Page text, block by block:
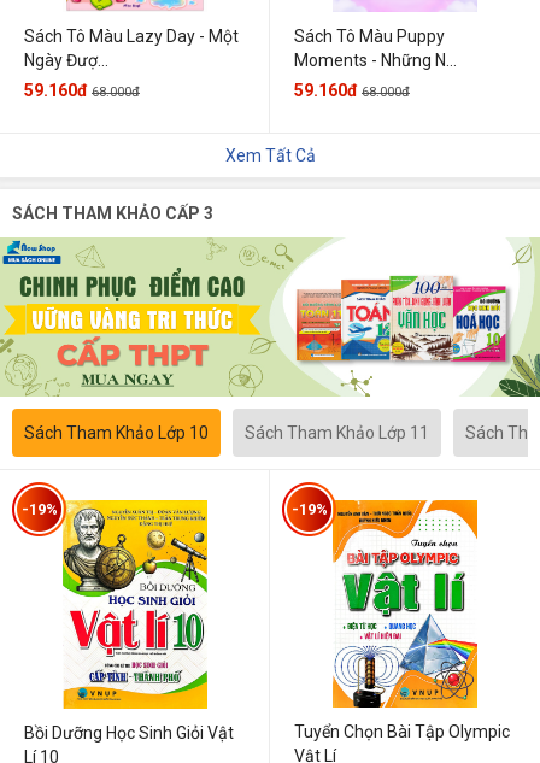
Sách Tô Màu Lazy Day - Một
Ngày Đượ...
59.160đ 68.000đ
Sách Tô Màu Puppy
Moments - Những N...
59.160đ 68.000đ
Xem Tất Cả
SÁCH THAM KHẢO CẤP 3
Sách Tham Khảo Lớp 10 Sách Tham Khảo Lớp 11 Sách
Bồi Dưỡng Học Sinh Giỏi Vật
Lí 10
-19%
Tuyển Chọn Bài Tập Olympic
Vật Lí
-19%